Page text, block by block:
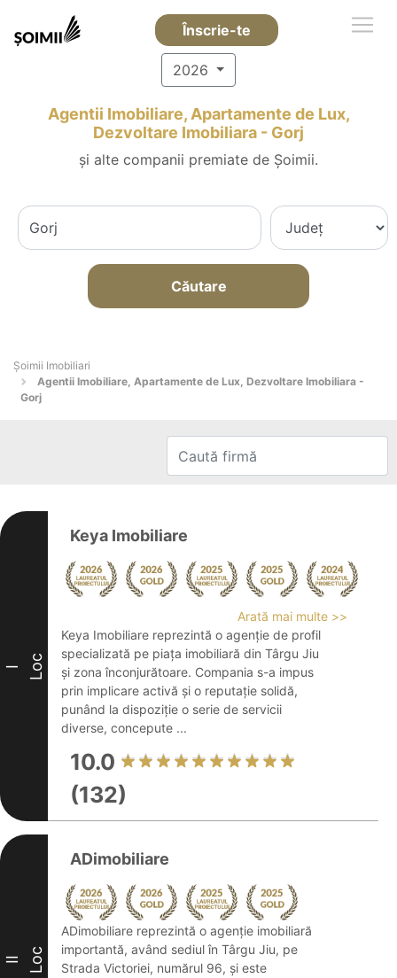
Înscrie-te
2026
Agentii Imobiliare, Apartamente de Lux,
Dezvoltare Imobiliara - Gorj
și alte companii premiate de Șoimii.
Căutare
Șoimii Imobiliari
Agentii Imobiliare, Apartamente de Lux, Dezvoltare Imobiliara -
Gorj
I Loc
Keya Imobiliare
Arată mai multe >>
Keya Imobiliare reprezintă o agenție de profil
specializată pe piața imobiliară din Târgu Jiu
și zona înconjurătoare. Compania s-a impus
prin implicare activă și o reputație solidă,
punând la dispoziție o serie de servicii
diverse, concepute ...
10.0
(132)
II Loc
ADimobiliare
ADimobiliare reprezintă o agenție imobiliară
importantă, având sediul în Târgu Jiu, pe
Strada Victoriei, numărul 96, și este